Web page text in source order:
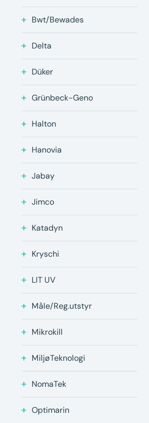
Bwt/Bewades
Delta
Düker
Grünbeck-Geno
Halton
Hanovia
Jabay
Jimco
Katadyn
Kryschi
LIT UV
Måle/Reg.utstyr
Mikrokill
MiljøTeknologi
NomaTek
Optimarin